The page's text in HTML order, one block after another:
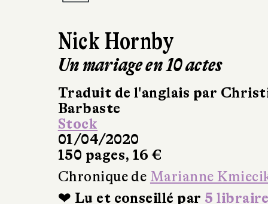
Nick Hornby
Un mariage en 10 actes
Traduit de l'anglais par
Barbaste
Stock
01/04/2020
150 pages, 16 €
Chronique de Marianne
❤ Lu et conseillé par 5